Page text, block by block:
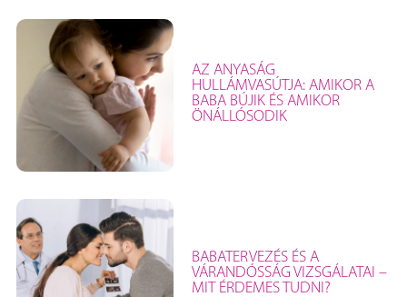
AZ ANYASÁG
HULLÁMVASÚTJA: AMIKOR A
BABA BÚJIK ÉS AMIKOR
ÖNÁLLÓSODIK
BABATERVEZÉS ÉS A
VÁRANDÓSSÁG VIZSGÁLATAI –
MIT ÉRDEMES TUDNI?